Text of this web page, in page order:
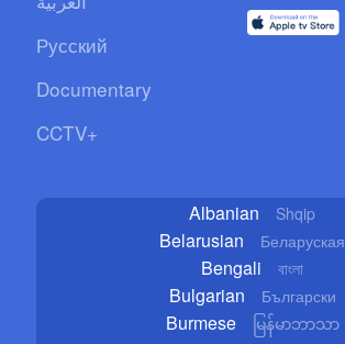
Русский
Documentary
CCTV+
Albanian Shqip
Belarusian Беларуская
Bengali বাংলা
Bulgarian Български
Burmese မြန်မာဘာသာ